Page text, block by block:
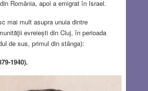
România, apoi a emigrat în Israel.
mai mult asupra unuia dintre
evreiești din Cluj, în perioada
de sus, primul din stânga):
1940).